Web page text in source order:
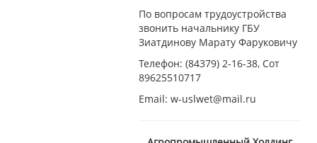
По вопросам трудоустройства
звонить начальнику ГБУ
Зиатдинову Марату Фаруковичу
Телефон: (84379) 2-16-38, Сот
89625510717
Email: w-uslwet@mail.ru